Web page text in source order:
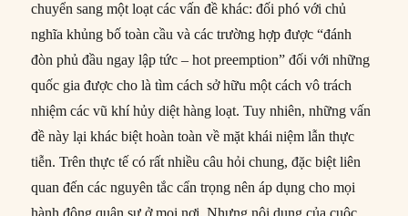
chuyển sang một loạt các vấn đề khác: đối phó với chủ
nghĩa khủng bố toàn cầu và các trường hợp được “đánh
đòn phủ đầu ngay lập tức – hot preemption” đối với những
quốc gia được cho là tìm cách sở hữu một cách vô trách
nhiệm các vũ khí hủy diệt hàng loạt. Tuy nhiên, những vấn
đề này lại khác biệt hoàn toàn về mặt khái niệm lẫn thực
tiễn. Trên thực tế có rất nhiều câu hỏi chung, đặc biệt liên
quan đến các nguyên tắc cẩn trọng nên áp dụng cho mọi